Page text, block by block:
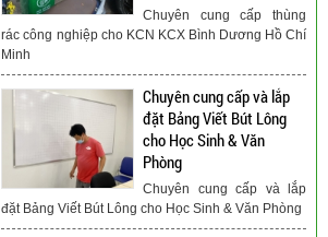
Chuyên cung cấp thùng
rác công nghiệp cho KCN KCX Bình Dương Hồ Chí
Minh
Chuyên cung cấp và lắp
đặt Bảng Viết Bút Lông
cho Học Sinh & Văn
Phòng
Chuyên cung cấp và lắp
đặt Bảng Viết Bút Lông cho Học Sinh & Văn Phòng